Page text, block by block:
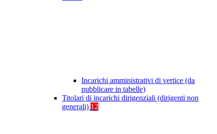
Incarichi amministrativi di vertice (da
pubblicare in tabelle)
Titolari di incarichi dirigenziali (dirigenti non
generali) 12